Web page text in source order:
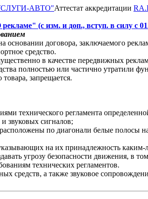
АВТО"Аттестат аккредитации
(с изм. и доп., вступ. в силу с
основании договора, заключаемого
средство.
в качестве передвижных
полностью или частично
запрещается.
технического регламента
звуковых сигналов;
по диагонали белые полосы
на их принадлежность каким-
угрозу безопасности движения, в
технических регламентов.
средств, а также звуковое